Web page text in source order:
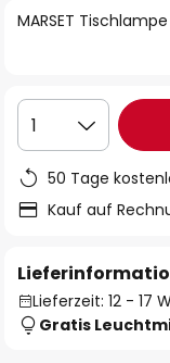
springen
MARSET
1
50 Tage
Kauf auf
Lieferzeit: 12 - 17
Gratis